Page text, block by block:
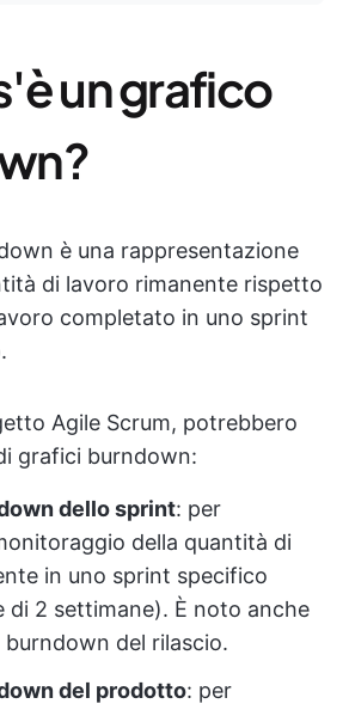
un grafico
è una rappresentazione
di lavoro rimanente rispetto
completato in uno sprint
Agile Scrum, potrebbero
grafici burndown:
dello sprint: per
della quantità di
in uno sprint specifico
di 2 settimane). È noto anche
del rilascio.
del prodotto: per